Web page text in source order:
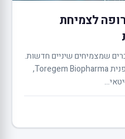
לצמיחת
שמצמיחים שיניים חדשות.
עכשיו זה הגיע לבני אדם. החברה היפנית Toregem Biopharma,